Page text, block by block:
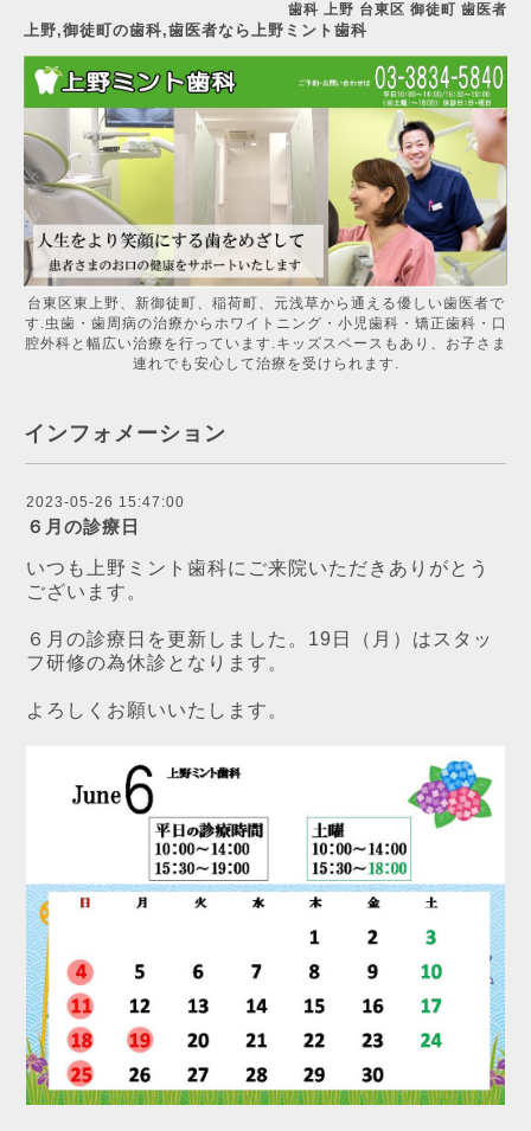
歯科 上野 台東区 御徒町 歯医者
上野,御徒町の歯科,歯医者なら上野ミント歯科
台東区東上野、新御徒町、稲荷町、元浅草から通える優しい歯医者で
す.虫歯・歯周病の治療からホワイトニング・小児歯科・矯正歯科・口
腔外科と幅広い治療を行っています.キッズスペースもあり、お子さま
連れでも安心して治療を受けられます.
インフォメーション
2023-05-26 15:47:00
６月の診療日
いつも上野ミント歯科にご来院いただきありがとう
ございます。
６月の診療日を更新しました。19日（月）はスタッ
フ研修の為休診となります。
よろしくお願いいたします。